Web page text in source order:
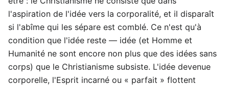
l'aspiration de l'idée vers la corporalité, et il disparaît
si l'abîme qui les sépare est comblé. Ce n'est qu'à
condition que l'idée reste — idée (et Homme et
Humanité ne sont encore non plus que des idées sans
corps) que le Christianisme subsiste. L'idée devenue
corporelle, l'Esprit incarné ou « parfait » flottent